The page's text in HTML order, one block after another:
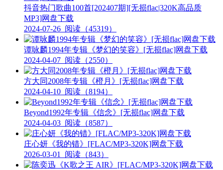
抖音热门歌曲100首[202407期][无损flac|320K高品质
MP3]网盘下载
2024-07-26 阅读（45319）
谭咏麟1994年专辑《梦幻的笑容》[无损flac]网盘下载
2024-04-07 阅读（2550）
方大同2008年专辑《橙月》[无损flac]网盘下载
2024-04-10 阅读（8194）
Beyond1992年专辑《信念》[无损flac]网盘下载
2024-04-03 阅读（8587）
庄心妍《我的错》[FLAC/MP3-320K]网盘下载
2026-03-01
阅读（843）